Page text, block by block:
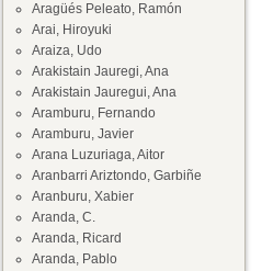
Aragüés Peleato, Ramón
Arai, Hiroyuki
Araiza, Udo
Arakistain Jauregi, Ana
Arakistain Jauregui, Ana
Aramburu, Fernando
Aramburu, Javier
Arana Luzuriaga, Aitor
Aranbarri Ariztondo, Garbiñe
Aranburu, Xabier
Aranda, C.
Aranda, Ricard
Aranda, Pablo